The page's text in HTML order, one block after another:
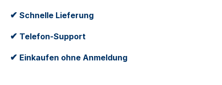
✔ Schnelle Lieferung
✔ Telefon-Support
✔ Einkaufen ohne Anmeldung